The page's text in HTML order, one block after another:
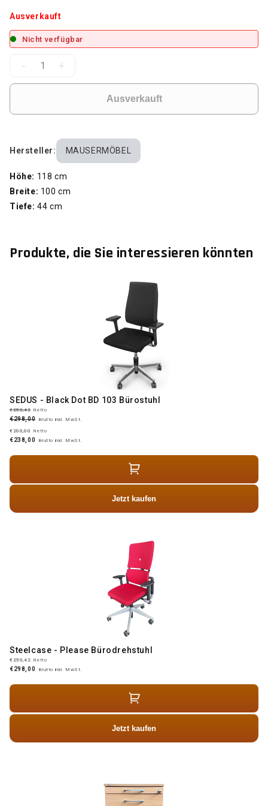
Ausverkauft
Nicht verfügbar
- +
Ausverkauft
Hersteller: MAUSERMÖBEL
Höhe: 118 cm
Breite: 100 cm
Tiefe: 44 cm
Produkte, die Sie interessieren könnten
SEDUS - Black Dot BD 103 Bürostuhl
€250,42 Netto
€298,00 Brutto inkl. MwSt.
€200,00
Netto
€238,00 Brutto inkl. MwSt.
Jetzt kaufen
Steelcase - Please Bürodrehstuhl
€250,42 Netto
€298,00 Brutto inkl. MwSt.
Jetzt kaufen